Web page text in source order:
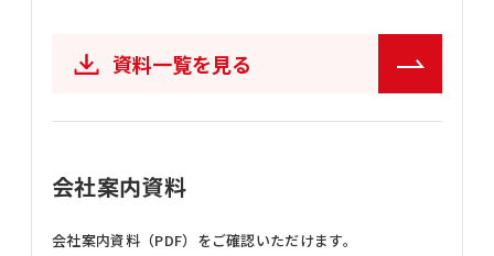
資料一覧を見る
会社案内資料
会社案内資料（PDF）をご確認いただけます。